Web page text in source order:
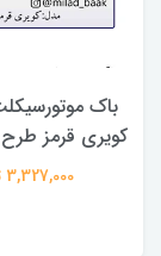
باک
کویری قرمز
3,327,000 تومان